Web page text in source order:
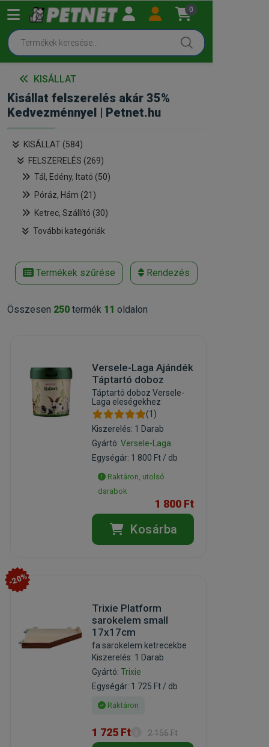
0
KISÁLLAT
Kisállat felszerelés akár 35%
Kedvezménnyel | Petnet.hu
KISÁLLAT (584)
FELSZERELÉS (269)
Tál, Edény, Itató (50)
Póráz, Hám (21)
Ketrec, Szállító (30)
További kategóriák
Termékek szűrése Rendezés
Összesen 250 termék 11 oldalon
Versele-Laga Ajándék
Táptartó doboz
Táptartó doboz Versele-
Laga eleségekhez
(1)
Kiszerelés: 1 Darab
Gyártó:Versele-Laga
Egységár: 1 800 Ft / db
Raktáron, utolsó
darabok
1 800 Ft
Kosárba
-20%
Trixie Platform
sarokelem small
17x17cm
fa sarokelem ketrecekbe
Kiszerelés: 1 Darab
Gyártó:Trixie
Egységár: 1 725 Ft / db
Raktáron
1 725 Ft 2 156 Ft